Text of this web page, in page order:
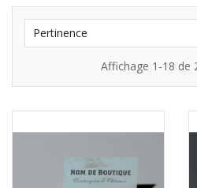
Pertinence
Affichage 1-18 de